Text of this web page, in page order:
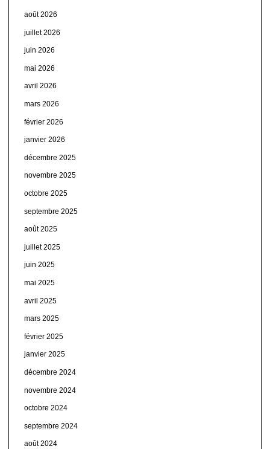
août 2026
juillet 2026
juin 2026
mai 2026
avril 2026
mars 2026
février 2026
janvier 2026
décembre 2025
novembre 2025
octobre 2025
septembre 2025
août 2025
juillet 2025
juin 2025
mai 2025
avril 2025
mars 2025
février 2025
janvier 2025
décembre 2024
novembre 2024
octobre 2024
septembre 2024
août 2024